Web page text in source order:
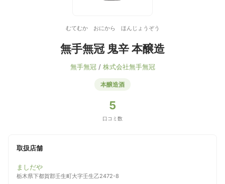
むてむか おにから ほんじょうぞう
無手無冠 鬼辛 本醸造
無手無冠/ 株式会社無手無冠
本醸造酒
5
口コミ数
取扱店舗
ましだや
栃木県下都賀郡壬生町大字壬生乙2472-8